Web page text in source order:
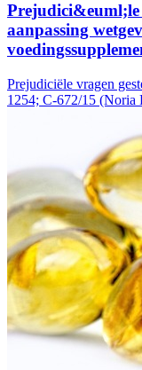
Prejudici&euml;le
aanpassing
Prejudiciële vragen
1254; C-672/15 (Noria